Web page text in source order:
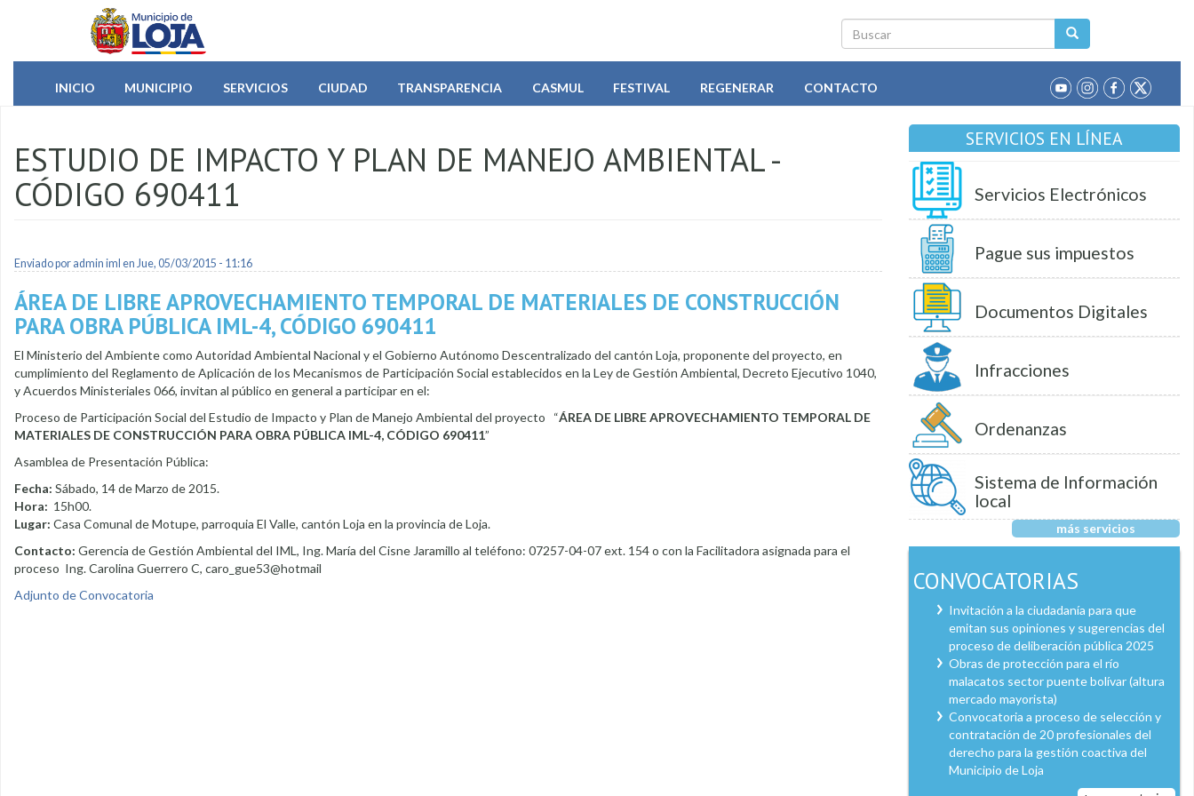
Pasar al contenido principal
Buscar
INICIO
MUNICIPIO SERVICIOS CIUDAD TRANSPARENCIA CASMUL FESTIVAL REGENERAR CONTACTO
ESTUDIO DE IMPACTO Y PLAN DE MANEJO AMBIENTAL -
CÓDIGO 690411
Enviado por admin iml en Jue, 05/03/2015 - 11:16
ÁREA DE LIBRE APROVECHAMIENTO TEMPORAL DE MATERIALES DE CONSTRUCCIÓN
PARA OBRA PÚBLICA IML-4, CÓDIGO 690411
El Ministerio del Ambiente como Autoridad Ambiental Nacional y el Gobierno Autónomo Descentralizado del cantón Loja, proponente del proyecto, en
cumplimiento del Reglamento de Aplicación de los Mecanismos de Participación Social establecidos en la Ley de Gestión Ambiental, Decreto Ejecutivo 1040,
y Acuerdos Ministeriales 066, invitan al público en general a participar en el:
Proceso de Participación Social del Estudio de Impacto y Plan de Manejo Ambiental del proyecto “ÁREA DE LIBRE APROVECHAMIENTO TEMPORAL DE
MATERIALES DE CONSTRUCCIÓN PARA OBRA PÚBLICA IML-4, CÓDIGO 690411”
Asamblea de Presentación Pública:
Fecha: Sábado, 14 de Marzo de 2015.
Hora: 15h00.
Lugar: Casa Comunal de Motupe, parroquia El Valle, cantón Loja en la provincia de Loja.
Contacto: Gerencia de Gestión Ambiental del IML, Ing. María del Cisne Jaramillo al teléfono: 07257-04-07 ext. 154 o con la Facilitadora asignada para el
proceso Ing. Carolina Guerrero C, caro_gue53@hotmail
Adjunto de Convocatoria
SERVICIOS EN LÍNEA
Servicios Electrónicos
Pague sus impuestos
Documentos Digitales
Infracciones
Ordenanzas
Sistema de Información
local
más servicios
CONVOCATORIAS
Invitación a la ciudadanía para que
emitan sus opiniones y sugerencias del
proceso de deliberación pública 2025
Obras de protección para el río
malacatos sector puente bolívar (altura
mercado mayorista)
Convocatoria a proceso de selección y
contratación de 20 profesionales del
derecho para la gestión coactiva del
Municipio de Loja